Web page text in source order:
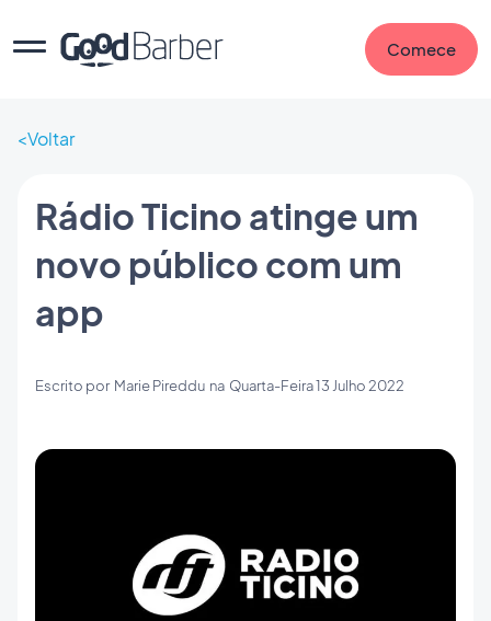
Comece
Voltar
Rádio Ticino atinge um
novo público com um
app
Escrito por Marie Pireddu na Quarta-Feira 13 Julho 2022